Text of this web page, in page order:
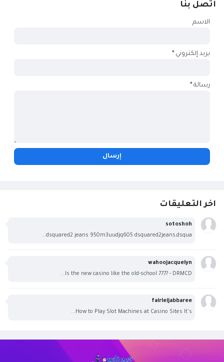
اتصل بنا
الاسم
بريد إلكتروني*
رسالة*
اخر التعليقات
sotoshoh
dsquared2 jeans 950m3uudjq605 dsquared2jeans,dsqua...
wahoojacquelyn
Is the new casino like the old-school 777? - DRMCD...
fairleijabbaree
How to Play Slot Machines at Casino Sites It's...